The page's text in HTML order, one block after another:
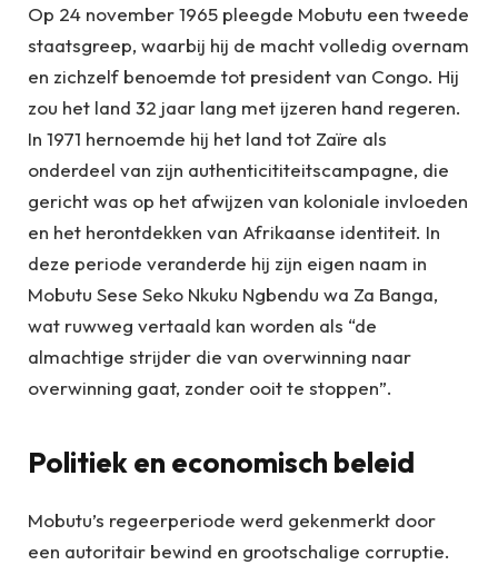
Op 24 november 1965 pleegde Mobutu een tweede
staatsgreep, waarbij hij de macht volledig overnam
en zichzelf benoemde tot president van Congo. Hij
zou het land 32 jaar lang met ijzeren hand regeren.
In 1971 hernoemde hij het land tot Zaïre als
onderdeel van zijn authenticititeitscampagne, die
gericht was op het afwijzen van koloniale invloeden
en het herontdekken van Afrikaanse identiteit. In
deze periode veranderde hij zijn eigen naam in
Mobutu Sese Seko Nkuku Ngbendu wa Za Banga,
wat ruwweg vertaald kan worden als “de
almachtige strijder die van overwinning naar
overwinning gaat, zonder ooit te stoppen”.
Politiek en economisch beleid
Mobutu’s regeerperiode werd gekenmerkt door
een autoritair bewind en grootschalige corruptie.